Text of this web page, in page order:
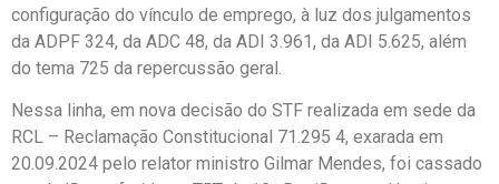
configuração do vínculo de emprego, à luz dos julgamentos
da ADPF 324, da ADC 48, da ADI 3.961, da ADI 5.625, além
do tema 725 da repercussão geral.
Nessa linha, em nova decisão do STF realizada em sede da
RCL – Reclamação Constitucional 71.295 4, exarada em
20.09.2024 pelo relator ministro Gilmar Mendes, foi cassado